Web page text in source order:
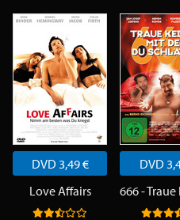
DVD 3,49 €
Love Affairs
DVD